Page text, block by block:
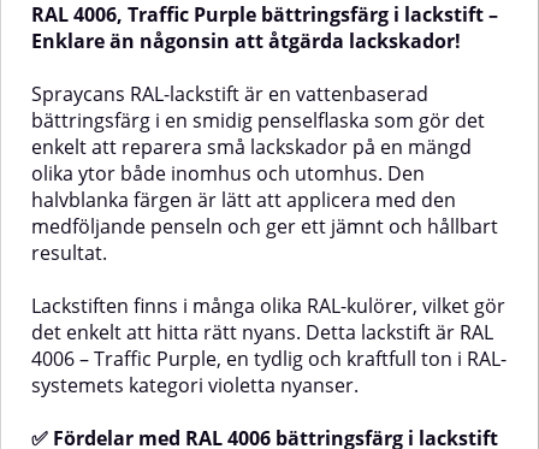
väderpåverkan och
korrosion.Den här sprayfärgen
har kulören RAL 4006 – Purple, en
intensiv lila nyans som ingår i
RAL-systemets violetta
färgskala.✅ Fördelar med
Akrylspray RAL 4006Mycket bra
färgmatchning för ytor i RAL
4006Hållbar färg och glansRepfri
och slitstarkUtmärkt vertikal
stabilitet (minimalt med
rinningar)UV- och
vidhäftningLämpliga
ytorTräMetallAluminiumGlasStenOlika
typer av
plastAnvändningsområdenBättringsmålning
av olika ytor i hemmet eller på
av föremålMaskindelar, verktyg
penseln och ger ett jämnt och
hållbart resultat.Lackstiftet finns i
flera RAL-kulörer för att du ska
kunna hitta rätt nyans till ditt
projekt. RAL 4007 – Purple Violet
tillhör RAL-systemets kategori
violetta nyanser och är perfekt
för små reparationer där en exakt
färgmatchning är viktig.✅
Fördelar med RAL 4007
bättringsfärg i lackstiftEnkelt att
användas på många olika
ytorExempel på
användningsområdenRAL 4007
kan med fördel användas
på:Dörrar, fönsterbågar och
paneltakVentilationskanaler,
RAL 4006, Traffic Purple bättringsfärg i lackstift –
Enklare än någonsin att åtgärda lackskador!
Spraycans RAL-lackstift är en vattenbaserad
bättringsfärg i en smidig penselflaska som gör det
enkelt att reparera små lackskador på en mängd
olika ytor både inomhus och utomhus. Den
halvblanka färgen är lätt att applicera med den
medföljande penseln och ger ett jämnt och hållbart
resultat.
Lackstiften finns i många olika RAL-kulörer, vilket gör
det enkelt att hitta rätt nyans. Detta lackstift är RAL
4006 – Traffic Purple, en tydlig och kraftfull ton i RAL-
systemets kategori violetta nyanser.
✅ Fördelar med RAL 4006 bättringsfärg i lackstift